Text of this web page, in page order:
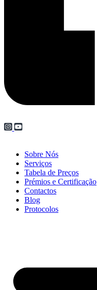
Sobre Nós
Serviços
Tabela de Preços
Prémios e Certificação
Contactos
Blog
Protocolos